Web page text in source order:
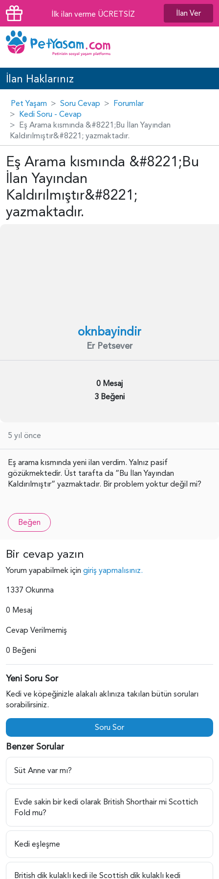
İlk ilan verme ÜCRETSİZ İlan Ver
İlan Haklarınız
Pet Yaşam Soru Cevap
Forumlar
Kedi Soru - Cevap
Eş Arama kısmında &#8221;Bu İlan Yayından
Kaldırılmıştır&#8221; yazmaktadır.
Eş Arama kısmında &#8221;Bu
İlan Yayından
Kaldırılmıştır&#8221;
yazmaktadır.
oknbayindir
Er Petsever
0 Mesaj
3 Beğeni
5 yıl önce
Eş arama kısmında yeni ilan verdim. Yalnız pasif
gözükmektedir. Üst tarafta da ”Bu İlan Yayından
Kaldırılmıştır” yazmaktadır. Bir problem yoktur değil mi?
Beğen
Bir cevap yazın
Yorum yapabilmek için giriş yapmalısınız.
1337 Okunma
0 Mesaj
Cevap Verilmemiş
0 Beğeni
Yeni Soru Sor
Kedi ve köpeğinizle alakalı aklınıza takılan bütün soruları
sorabilirsiniz.
Soru Sor
Benzer Sorular
Süt Anne var mı?
Evde sakin bir kedi olarak British Shorthair mi Scottich
Fold mu?
Kedi eşleşme
British dik kulaklı kedi ile Scottish dik kulaklı kedi